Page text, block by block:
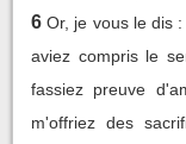
6 Or, je vous le dis
aviez compris le
fassiez preuve
m'offriez des